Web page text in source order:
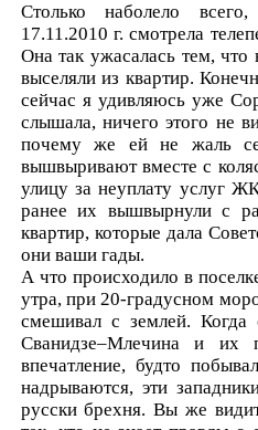
Столько наболело
17.11.2010 г. смотрела
Она так ужасалась тем,
выселяли из квартир.
сейчас я удивляюсь уже
слышала, ничего этого не
почему же ей не жаль
вышвыривают вместе с
улицу за неуплату услуг
ранее их вышвырнули с
квартир, которые дала
они ваши гады.
А что происходило в
утра, при 20-градусном
смешивал с землей. Когда
Сванидзе–Млечина и их
впечатление, будто
надрываются, эти
русски брехня. Вы же